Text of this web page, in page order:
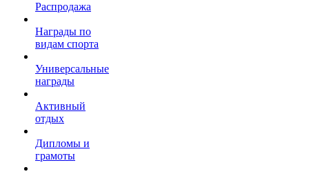
Распродажа
Награды по
видам спорта
Универсальные
награды
Активный
отдых
Дипломы и
грамоты